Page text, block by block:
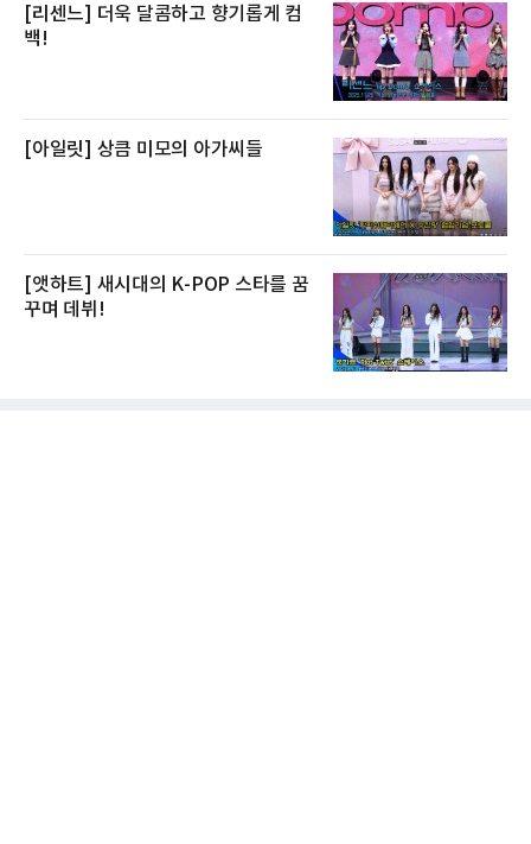
[리센느] 더욱 달콤하고 향기롭게 컴
백!
[아일릿] 상큼 미모의 아가씨들
[앳하트] 새시대의 K-POP 스타를 꿈
꾸며 데뷔!